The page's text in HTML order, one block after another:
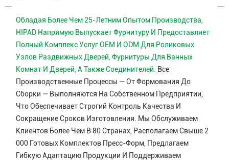
Обладая Более Чем 25-Летним Опытом Производства,
HIPAD Напрямую Выпускает Фурнитуру И Предоставляет
Полный Комплекс Услуг OEM И ODM Для Роликовых
Узлов Раздвижных Дверей, Фурнитуры Для Ванных
Комнат И Дверей, А Также Соединителей. Все
Производственные Процессы — От Формования До
Сборки — Выполняются На Собственном Предприятии,
Что Обеспечивает Строгий Контроль Качества И
Сокращение Сроков Изготовления. Мы Обслуживаем
Клиентов Более Чем В 80 Странах, Располагаем Свыше 2
000 Готовых Комплектов Пресс-Форм, Предлагаем
Гибкую Адаптацию Продукции И Поддерживаем